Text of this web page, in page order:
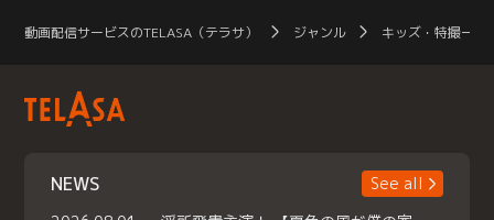
動画配信サービスのTELASA（テラサ） ジャンル キッズ・特撮一覧
NEWS
See all